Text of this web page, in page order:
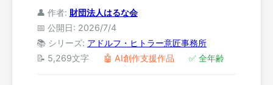
👤 作者: 財団法人はるな会
📅 公開日: 2026/7/4
📚 シリーズ: アドルフ・ヒトラー意匠事務所
📝 5,269文字
🤖 AI創作支援作品 ✅ 全年齢